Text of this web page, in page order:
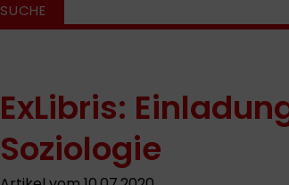
SUCHE
ExLibris:
Soziologie